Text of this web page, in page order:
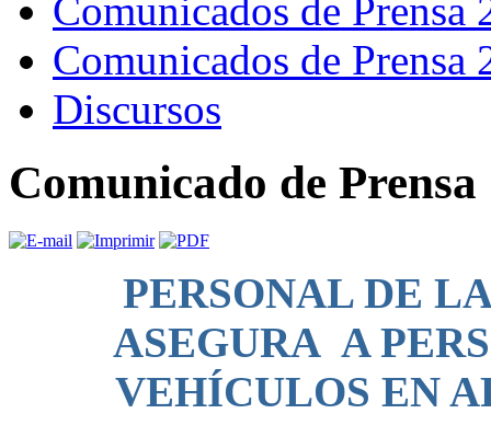
Comunicados de Prensa
Comunicados de Prensa
Discursos
Comunicado de Prensa
PERSONAL DE
ASEGURA A
VEHÍCULOS EN